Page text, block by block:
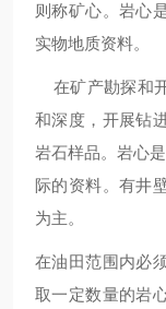
则称矿心。岩心
实物地质资料。
在矿产勘探和
和深度，开展钻
岩石样品。岩心
际的资料。有井
为主。
在油田范围内必
取一定数量的岩